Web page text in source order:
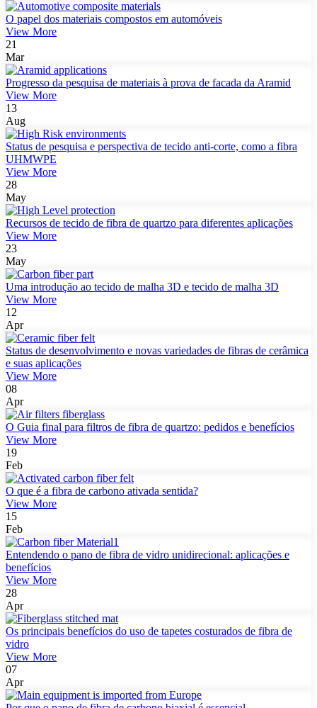
O papel dos materiais compostos em automóveis
View More
21
Mar
Progresso da pesquisa de materiais à prova de facada da Aramid
View More
13
Aug
Status de pesquisa e perspectiva de tecido anti-corte, como a fibra
UHMWPE
View More
28
May
Recursos de tecido de fibra de quartzo para diferentes aplicações
View More
23
May
Uma introdução ao tecido de malha 3D e tecido de malha 3D
View More
12
Apr
Status de desenvolvimento e novas variedades de fibras de cerâmica
e suas aplicações
View More
08
Apr
O Guia final para filtros de fibra de quartzo: pedidos e benefícios
View More
19
Feb
O que é a fibra de carbono ativada sentida?
View More
15
Feb
Entendendo o pano de fibra de vidro unidirecional: aplicações e
benefícios
View More
28
Apr
Os principais benefícios do uso de tapetes costurados de fibra de
vidro
View More
07
Apr